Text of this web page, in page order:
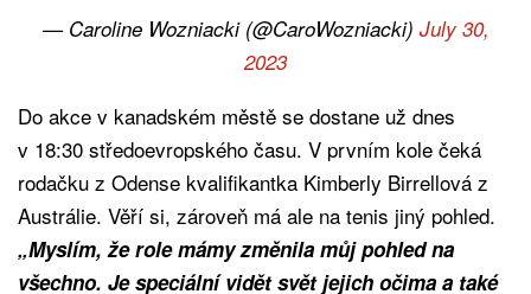
— Caroline Wozniacki (@CaroWozniacki) July 30,
2023
Do akce v kanadském městě se dostane už dnes
v 18:30 středoevropského času. V prvním kole čeká
rodačku z Odense kvalifikantka Kimberly Birrellová z
Austrálie. Věří si, zároveň má ale na tenis jiný pohled.
„Myslím, že role mámy změnila můj pohled na
všechno. Je speciální vidět svět jejich očima a také